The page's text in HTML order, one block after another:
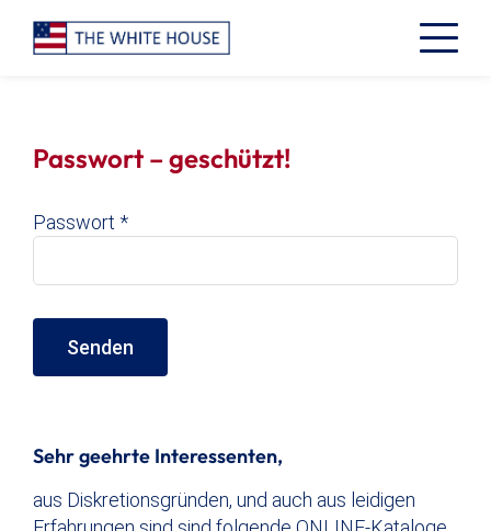
Passwort – geschützt!
Passwort *
Sehr geehrte Interessenten,
aus Diskretionsgründen, und auch aus leidigen